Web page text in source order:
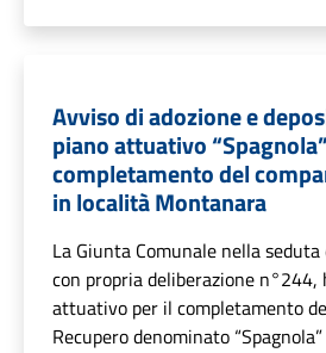
Avviso di adozione e
piano attuativo
completamento del
in località Montanara
La Giunta Comunale nella
con propria deliberazione
attuativo per il completamento
Recupero denominato “Spagnola”